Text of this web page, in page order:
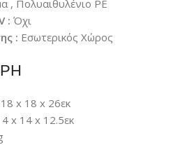
, Πολυαιθυλένιο PE
: Όχι
: Εσωτερικός Χώρος
18 x 18 x 26εκ
x 14 x 12.5εκ